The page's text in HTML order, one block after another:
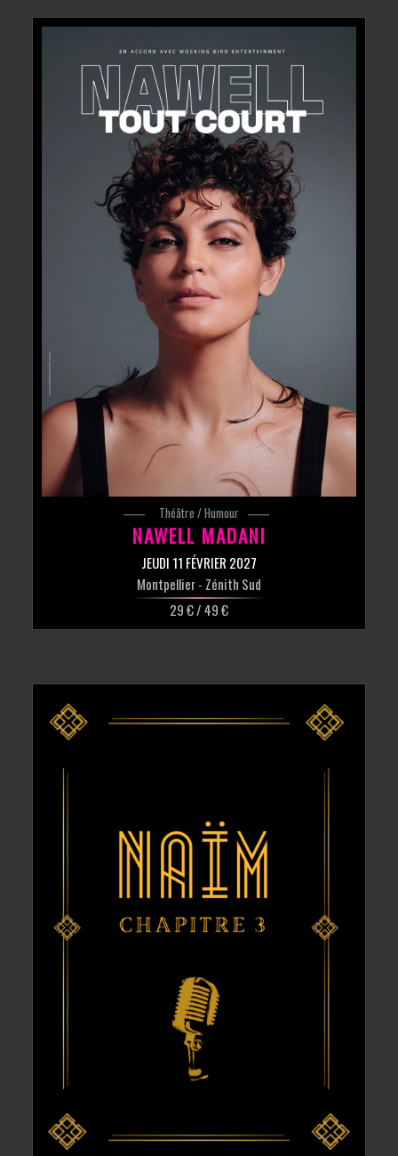
Théâtre / Humour
NAWELL MADANI
JEUDI 11 FÉVRIER 2027
Montpellier- Zénith Sud
29 € / 49 €